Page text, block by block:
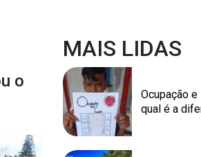
o
MAIS LIDAS
Ocupação
qual é a